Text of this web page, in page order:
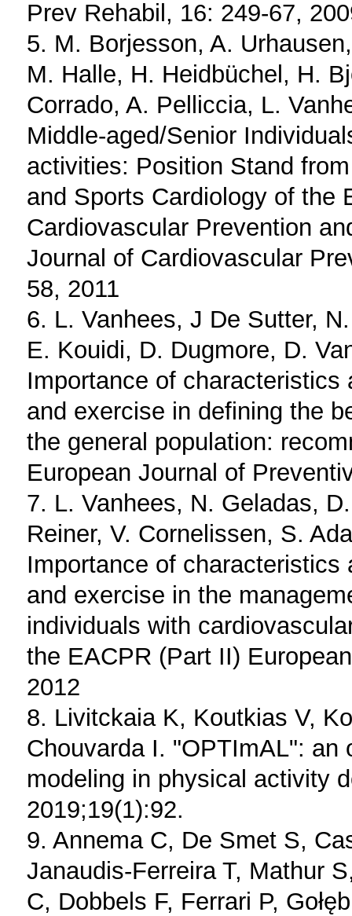
Prev Rehabil, 16: 249-67,
5. M. Borjesson, A.
M. Halle, H. Heidbüchel, H.
Corrado, A. Pelliccia, L.
Middle-aged/Senior
activities: Position Stand
and Sports Cardiology of the
Cardiovascular Prevention
Journal of Cardiovascular
58, 2011
6. L. Vanhees, J De Sutter,
E. Kouidi, D. Dugmore, D.
Importance of
and exercise in defining the
the general population:
European Journal of
7. L. Vanhees, N. Geladas,
Reiner, V. Cornelissen, S.
Importance of
and exercise in the
individuals with
the EACPR (Part II)
2012
8. Livitckaia K, Koutkias V,
Chouvarda I. "OPTImAL": an
modeling in physical activity
2019;19(1):92.
9. Annema C, De Smet S,
Janaudis-Ferreira T, Mathur
C, Dobbels F, Ferrari P,